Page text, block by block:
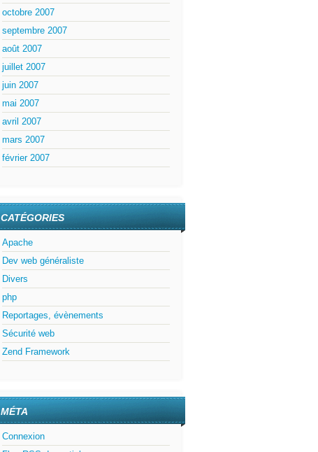
octobre 2007
septembre 2007
août 2007
juillet 2007
juin 2007
mai 2007
avril 2007
mars 2007
février 2007
CATÉGORIES
Apache
Dev web généraliste
Divers
php
Reportages, évènements
Sécurité web
Zend Framework
MÉTA
Connexion